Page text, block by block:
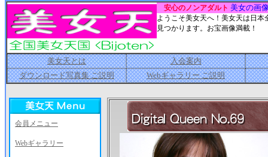
安心のノンアダルト 美女の画
ようこそ美女天へ！美女天は日
見つかります。お宝画像満載！
美女天とは
入会案内
ダウンロード写真集 ご説明
Webギャラリー ご説明
会員メニュー
Webギャラリー